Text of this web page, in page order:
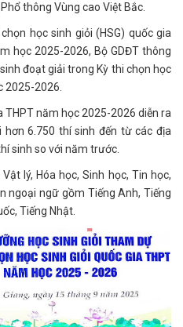
thông Vùng cao Việt Bắc.
học sinh giỏi (HSG) quốc gia
học 2025-2026, Bộ GDĐT thông
đoạt giải trong Kỳ thi chọn học
2025-2026.
THPT năm học 2025-2026 diễn ra
6.750 thí sinh đến từ các địa
sinh so với năm trước.
lý, Hóa học, Sinh học, Tin học,
ngoại ngữ gồm Tiếng Anh, Tiếng
Tiếng Nhật.